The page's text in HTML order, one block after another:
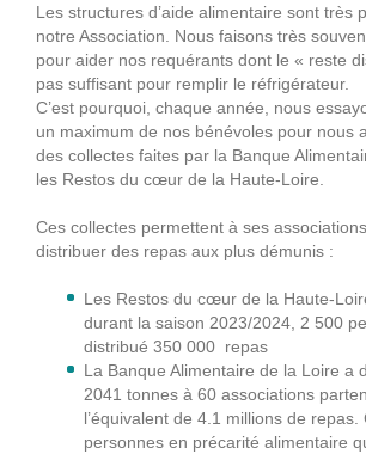
Les structures d’aide alimentaire sont très
notre Association. Nous faisons très
pour aider nos requérants dont le « reste
pas suffisant pour remplir le réfrigérateur.
C’est pourquoi, chaque année, nous
un maximum de nos bénévoles pour nous
des collectes faites par la Banque
les Restos du cœur de la Haute-Loire.
Ces collectes permettent à ses
distribuer des repas aux plus démunis :
Les Restos du cœur de la Haute-
durant la saison 2023/2024, 2 500
distribué 350 000 repas
La Banque Alimentaire de la Loire a
2041 tonnes à 60 associations
l’équivalent de 4.1 millions de
personnes en précarité alimentaire